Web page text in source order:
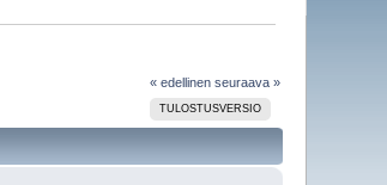
« edellinen seuraava »
TULOSTUSVERSIO